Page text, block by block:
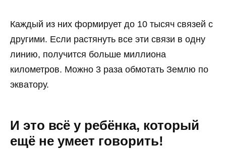
Каждый из них формирует до 10 тысяч связей с
другими. Если растянуть все эти связи в одну
линию, получится больше миллиона
километров. Можно 3 раза обмотать Землю по
экватору.
И это всё у ребёнка, который
ещё не умеет говорить!